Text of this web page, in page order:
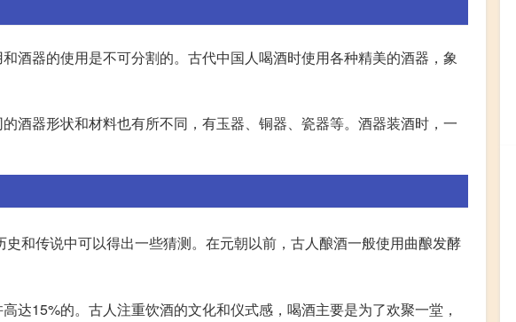
酒器的使用是不可分割的。古代中国人喝酒时使用各种精美的酒器，象
酒器形状和材料也有所不同，有玉器、铜器、瓷器等。酒器装酒时，一
史和传说中可以得出一些猜测。在元朝以前，古人酿酒一般使用曲酿发酵
达15%的。古人注重饮酒的文化和仪式感，喝酒主要是为了欢聚一堂，